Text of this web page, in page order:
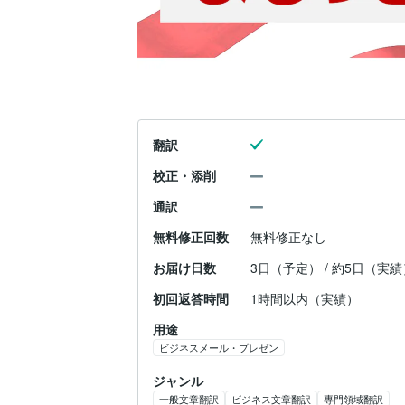
翻訳
校正・添削
通訳
無料修正回数
無料修正なし
お届け日数
3日（予定） / 約5日（実
初回返答時間
1時間以内（実績）
用途
ビジネスメール・プレゼン
ジャンル
一般文章翻訳 ビジネス文章翻訳 専門領域翻訳